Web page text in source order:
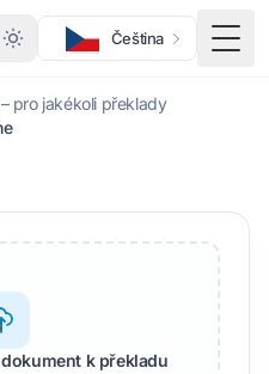
Čeština
pro jakékoli překlady
k překladu